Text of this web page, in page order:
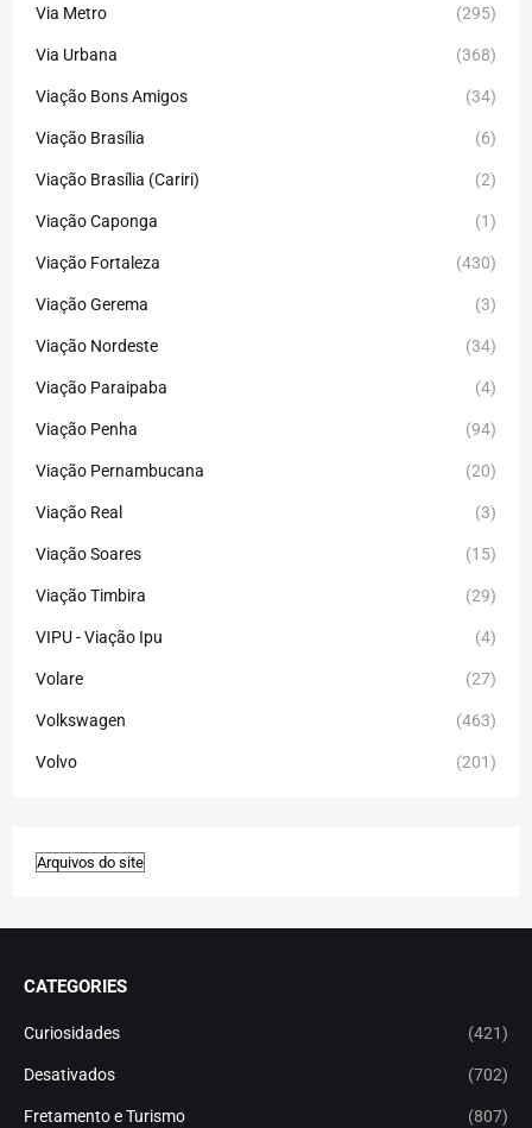
Via Metro (295)
Via Urbana (368)
Viação Bons Amigos (34)
Viação Brasília (6)
Viação Brasília (Cariri) (2)
Viação Caponga (1)
Viação Fortaleza (430)
Viação Gerema (3)
Viação Nordeste (34)
Viação Paraipaba (4)
Viação Penha (94)
Viação Pernambucana (20)
Viação Real (3)
Viação Soares (15)
Viação Timbira (29)
VIPU - Viação Ipu (4)
Volare (27)
Volkswagen (463)
Volvo (201)
CATEGORIES
Curiosidades (421)
Desativados (702)
Fretamento e Turismo (807)